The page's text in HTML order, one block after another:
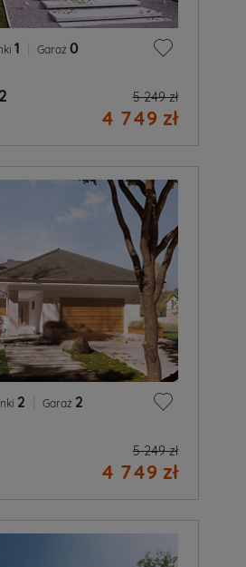
1 Garaż 0
5 249 zł
4 749 zł
2 Garaż 2
5 249 zł
4 749 zł